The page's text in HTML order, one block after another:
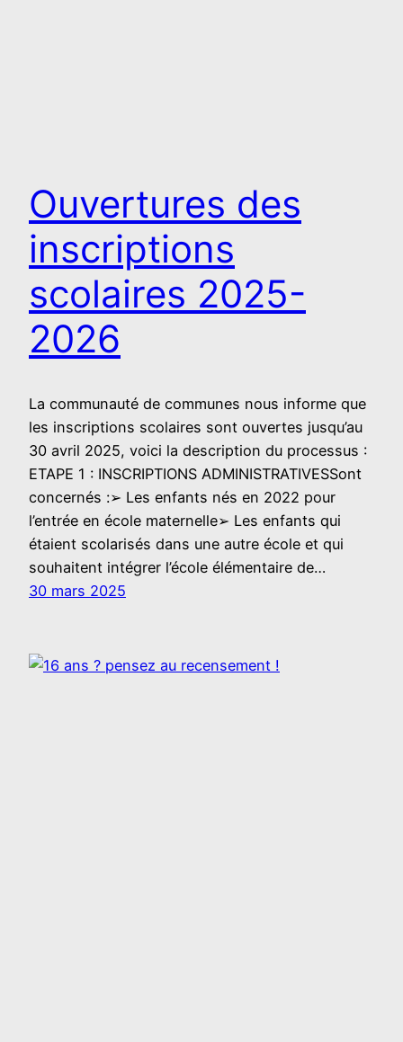
Ouvertures des
inscriptions
scolaires 2025-
2026
La communauté de communes nous informe que
les inscriptions scolaires sont ouvertes jusqu’au
30 avril 2025, voici la description du processus :
ETAPE 1 : INSCRIPTIONS ADMINISTRATIVESSont
concernés :➢ Les enfants nés en 2022 pour
l’entrée en école maternelle➢ Les enfants qui
étaient scolarisés dans une autre école et qui
souhaitent intégrer l’école élémentaire de…
30 mars 2025